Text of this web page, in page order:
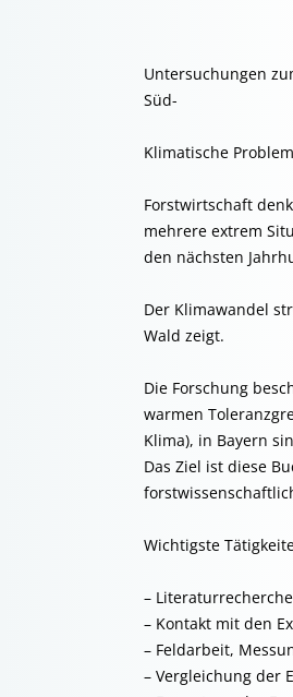
Untersuchungen
Süd-
Klimatische
Forstwirtschaft
mehrere extrem
den nächsten
Der Klimawandel
Wald zeigt.
Die Forschung
warmen
Klima), in Bayern
Das Ziel ist diese
Wichtigste
–
– Kontakt mit den
– Feldarbeit,
– Vergleichung der